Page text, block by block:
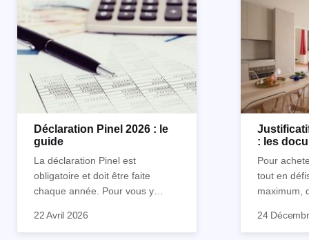
Déclaration Pinel 2026 : le
guide
La déclaration Pinel est
obligatoire et doit être faite
chaque année. Pour vous y
toutes les spécificités de cette
22 Avril 2026
: les
Pour
tout en
maximum,
justement
24